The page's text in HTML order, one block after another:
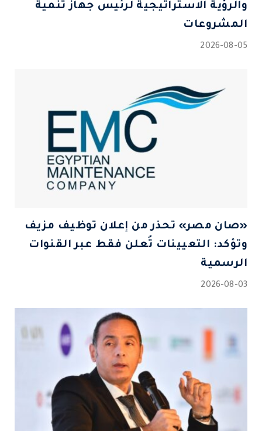
والرؤية الاستراتيجية لرئيس جهاز تنمية
المشروعات
2026-08-05
«صان مصر» تحذر من إعلان توظيف مزيف
وتؤكد: التعيينات تُعلن فقط عبر القنوات
الرسمية
2026-08-03